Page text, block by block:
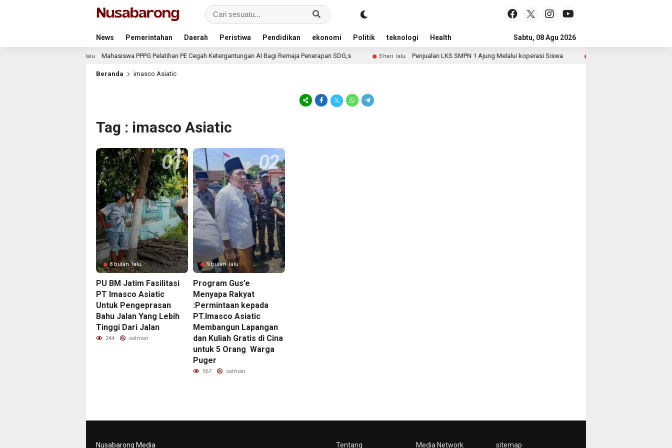
News Pemerintahan Daerah Peristiwa Pendidikan ekonomi Politik teknologi Health Sabtu, 08 Agu 2026
Mahasiswa PPPG Pelatihan PE Cegah Ketergantungan AI Bagi Remaja Penerapan SDG,s 3 hari lalu Penjualan LKS SMPN 1 Ajung Melalui koperasi Siswa 3 hari lalu
Beranda imasco Asiatic
Tag : imasco Asiatic
8 bulan lalu
PU BM Jatim Fasilitasi
PT Imasco Asiatic
Untuk Pengeprasan
Bahu Jalan Yang Lebih
Tinggi Dari Jalan
244 salman
9 bulan lalu
Program Gus’e
Menyapa Rakyat
:Permintaan kepada
PT.Imasco Asiatic
Membangun Lapangan
dan Kuliah Gratis di Cina
untuk 5 Orang Warga
Puger
567 salman
Tentang Media Network sitemap
Nusabarong Media